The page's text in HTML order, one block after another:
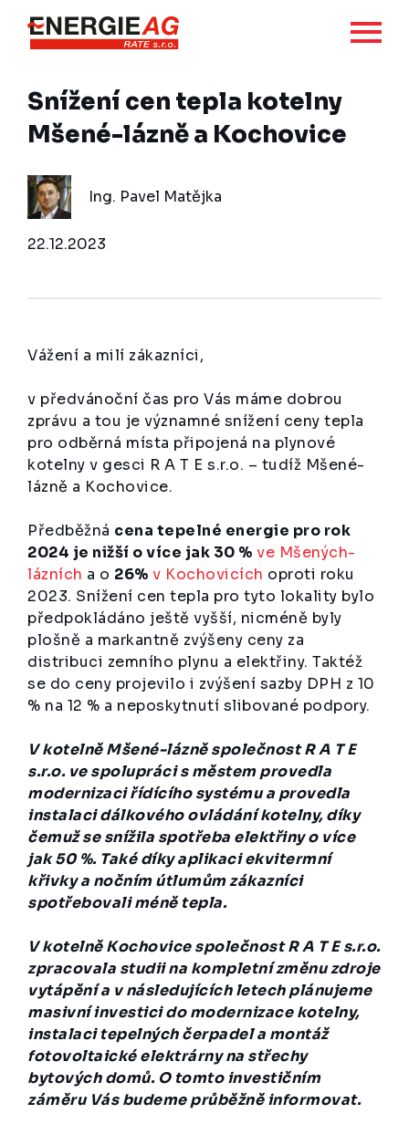
Snížení cen tepla kotelny
Mšené-lázně a Kochovice
Ing. Pavel Matějka
22.12.2023
Vážení a milí zákazníci,
v předvánoční čas pro Vás máme dobrou
zprávu a tou je významné snížení ceny tepla
pro odběrná místa připojená na plynové
kotelny v gesci R A T E s.r.o. – tudíž Mšené-
lázně a Kochovice.
Předběžná cena tepelné energie pro rok
2024 je nižší o více jak 30 % ve Mšených-
lázních a o 26% v Kochovicích oproti roku
2023. Snížení cen tepla pro tyto lokality bylo
předpokládáno ještě vyšší, nicméně byly
plošně a markantně zvýšeny ceny za
distribuci zemního plynu a elektřiny. Taktéž
se do ceny projevilo i zvýšení sazby DPH z 10
% na 12 % a neposkytnutí slibované podpory.
V kotelně Mšené-lázně společnost R A T E
s.r.o. ve spolupráci s městem provedla
modernizaci řídícího systému a provedla
instalaci dálkového ovládání kotelny, díky
čemuž se snížila spotřeba elektřiny o více
jak 50 %. Také díky aplikaci ekvitermní
křivky a nočním útlumům zákazníci
spotřebovali méně tepla.
V kotelně Kochovice společnost R A T E s.r.o.
zpracovala studii na kompletní změnu zdroje
vytápění a v následujících letech plánujeme
masivní investici do modernizace kotelny,
instalaci tepelných čerpadel a montáž
fotovoltaické elektrárny na střechy
bytových domů. O tomto investičním
záměru Vás budeme průběžně informovat.